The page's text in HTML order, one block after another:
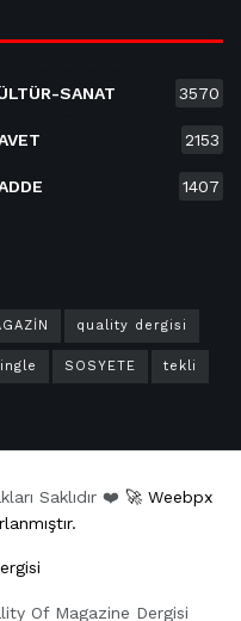
SANAT 3570
2153
1407
quality dergisi
SOSYETE tekli
Saklıdır ❤️ 🚀 Weebpx
Of Magazine Dergisi